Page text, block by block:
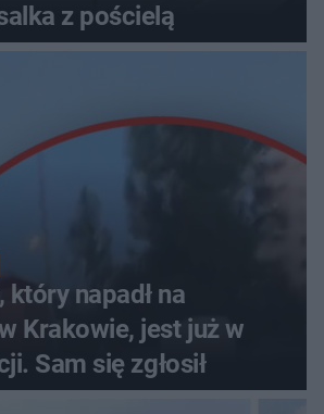
z pościelą
który napadł na
Krakowie, jest już w
Sam się zgłosił